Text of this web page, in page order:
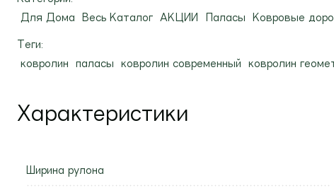
Для Дома
Весь Каталог АКЦИИ Паласы Ковровые
Теги:
ковролин
паласы ковролин современный ковролин
Характеристики
Ширина рулона